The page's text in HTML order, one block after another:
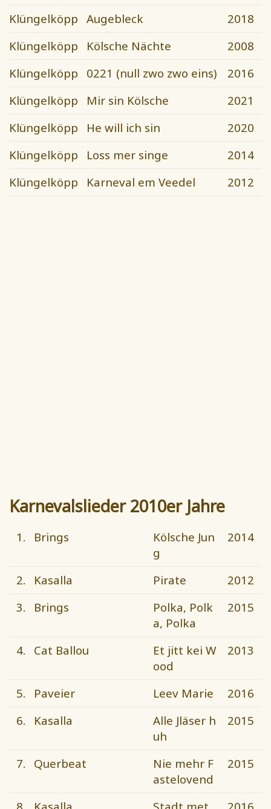
Klüngelköpp Augebleck
2018
Klüngelköpp
Kölsche Nächte
2008
Klüngelköpp
0221 (null zwo zwo eins)
2016
Klüngelköpp
Mir sin Kölsche
2021
Klüngelköpp
He will ich sin
2020
Klüngelköpp
Loss mer singe
2014
Klüngelköpp
Karneval em Veedel 2012
Karnevalslieder 2010er Jahre
1. Brings
Kölsche Jun
g
2014
2. Kasalla Pirate
2012
3.
Brings
Polka, Polk
a, Polka
2015
4. Cat Ballou
Et jitt kei W
ood
2013
5. Paveier Leev Marie
2016
6.
Kasalla
Alle Jläser h
uh
2015
7. Querbeat
Nie mehr F
astelovend
2015